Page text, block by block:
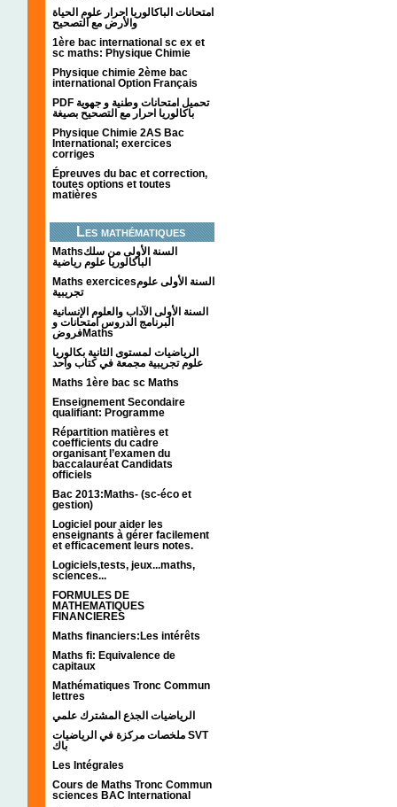
امتحانات الباكالوريا احرار علوم الحياة
والأرض مع التصحيح
1ère bac international sc ex et
sc maths: Physique Chimie
Physique chimie 2ème bac
international Option Français
PDF تحميل امتحانات وطنية و جهوية
باكالوريا احرار مع التصحيح بصيغة
Physique Chimie 2AS Bac
International; exercices
corriges
Épreuves du bac et correction,
toutes options et toutes
matières
Les mathématiques
Mathsالسنة الأولى من سلك
الباكالوريا علوم رياضية
Maths exercicesالسنة الأولى علوم
تجريبية
السنة الأولى الآداب والعلوم الإنسانية
البرنامج الدروس امتحانات و
فروضMaths
الرياضيات لمستوى الثانية بكالوريا
علوم تجريبية مجمعة في كتاب واحد
Maths 1ère bac sc Maths
Enseignement Secondaire
qualifiant: Programme
Répartition matières et
coefficients du cadre
organisant l’examen du
baccalauréat Candidats
officiels
Bac 2013:Maths- (sc-éco et
gestion)
Logiciel pour aider les
enseignants à gérer facilement
et efficacement leurs notes.
Logiciels,tests, jeux...maths,
sciences...
FORMULES DE
MATHEMATIQUES
FINANCIERES
Maths financiers:Les intérêts
Maths fi: Equivalence de
capitaux
Mathématiques Tronc Commun
lettres
الرياضيات الجذع المشترك علمي
ملخصات مركزة في الرياضيات SVT
باك
Les Intégrales
Cours de Maths Tronc Commun
sciences BAC International